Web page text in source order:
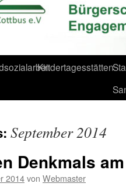
Kindertagesstätten
September 2014
Denkmals
2014von Webmaster